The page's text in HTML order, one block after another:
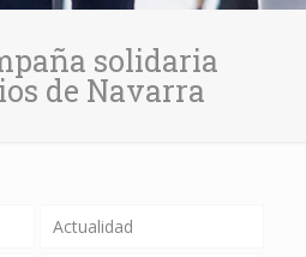
solidaria
de Navarra
Actualidad